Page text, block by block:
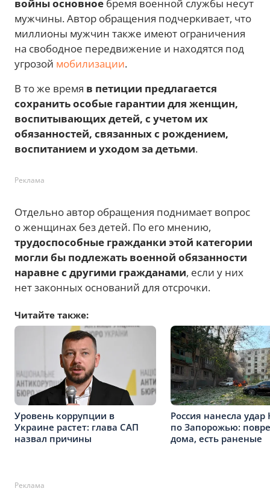
войны основное бремя военной службы несут
мужчины. Автор обращения подчеркивает, что
миллионы мужчин также имеют ограничения
на свободное передвижение и находятся под
угрозой мобилизации.
В то же время в петиции предлагается
сохранить особые гарантии для женщин,
воспитывающих детей, с учетом их
обязанностей, связанных с рождением,
воспитанием и уходом за детьми.
Реклама
Отдельно автор обращения поднимает вопрос
о женщинах без детей. По его мнению,
трудоспособные гражданки этой категории
могли бы подлежать военной обязанности
наравне с другими гражданами, если у них
нет законных оснований для отсрочки.
Читайте также:
Уровень коррупции в
Украине растет: глава САП
назвал причины
Россия нанесла
по Запорожью:
дома, есть раненые
Реклама